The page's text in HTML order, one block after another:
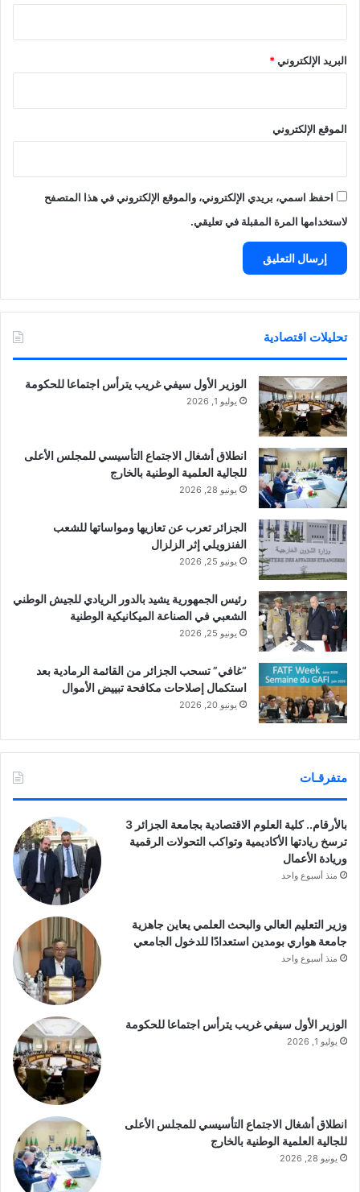
البريد الإلكتروني*
الموقع الإلكتروني
احفظ اسمي، بريدي الإلكتروني، والموقع الإلكتروني في هذا المتصفح
لاستخدامها المرة المقبلة في تعليقي.
تحليلات اقتصادية
الوزير الأول سيفي غريب يترأس اجتماعا للحكومة
يوليو 1, 2026
انطلاق أشغال الاجتماع التأسيسي للمجلس الأعلى
للجالية العلمية الوطنية بالخارج
يونيو 28, 2026
الجزائر تعرب عن تعازيها ومواساتها للشعب
الفنزويلي إثر الزلزال
يونيو 25, 2026
رئيس الجمهورية يشيد بالدور الريادي للجيش الوطني
الشعبي في الصناعة الميكانيكية الوطنية
يونيو 25, 2026
“غافي” تسحب الجزائر من القائمة الرمادية بعد
استكمال إصلاحات مكافحة تبييض الأموال
يونيو 20, 2026
متفرقـات
بالأرقام.. كلية العلوم الاقتصادية بجامعة الجزائر 3
ترسخ ريادتها الأكاديمية وتواكب التحولات الرقمية
وريادة الأعمال
منذ أسبوع واحد
وزير التعليم العالي والبحث العلمي يعاين جاهزية
جامعة هواري بومدين استعدادًا للدخول الجامعي
منذ أسبوع واحد
الوزير الأول سيفي غريب يترأس اجتماعا للحكومة
يوليو 1, 2026
انطلاق أشغال الاجتماع التأسيسي للمجلس الأعلى
للجالية العلمية الوطنية بالخارج
يونيو 28, 2026